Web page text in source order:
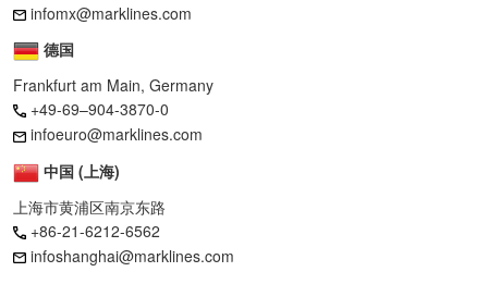
infomx@marklines.com
德国
Frankfurt am Main, Germany
+49-69–904-3870-0
infoeuro@marklines.com
中国 (上海)
上海市黄浦区南京东路
+86-21-6212-6562
infoshanghai@marklines.com